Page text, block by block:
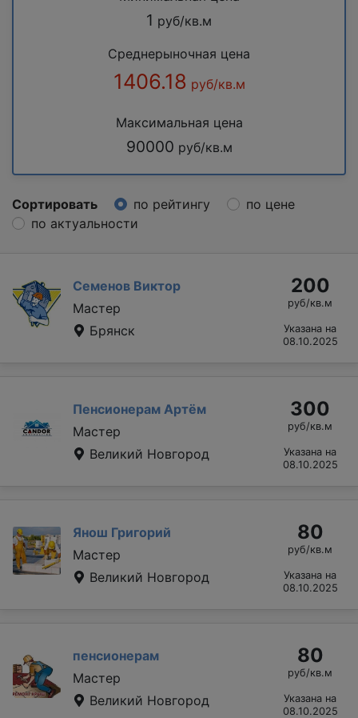
1 руб/кв.м
Среднерыночная цена
1406.18 руб/кв.м
Максимальная цена
90000 руб/кв.м
Сортировать по рейтингу
по цене
по актуальности
Семенов Виктор
Мастер
Брянск
200
руб/кв.м
Указана на
08.10.2025
Пенсионерам Артём
Мастер
Великий Новгород
300
руб/кв.м
Указана на
08.10.2025
Янош Григорий
Мастер
Великий Новгород
80
руб/кв.м
Указана на
08.10.2025
пенсионерам
Мастер
Великий Новгород
80
руб/кв.м
Указана на
08.10.2025